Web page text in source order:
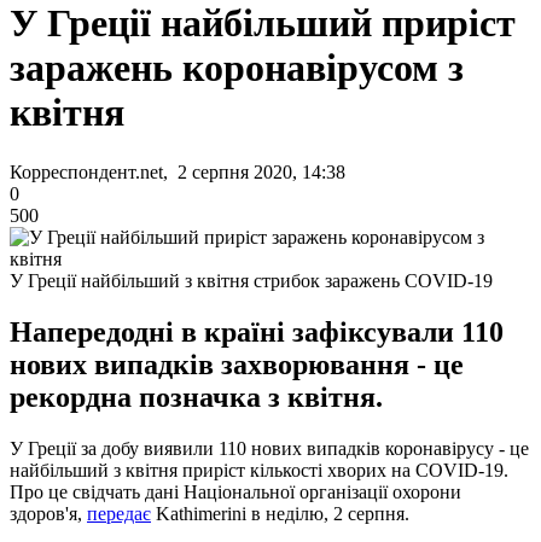
У Греції найбільший приріст
заражень коронавірусом з
квітня
Корреспондент.net, 2 серпня 2020, 14:38
0
500
У Греції найбільший з квітня стрибок заражень COVID-19
Напередодні в країні зафіксували 110
нових випадків захворювання - це
рекордна позначка з квітня.
У Греції за добу виявили 110 нових випадків коронавірусу - це
найбільший з квітня приріст кількості хворих на COVID-19.
Про це свідчать дані Національної організації охорони
здоров'я, передає Kathimerini в неділю, 2 серпня.